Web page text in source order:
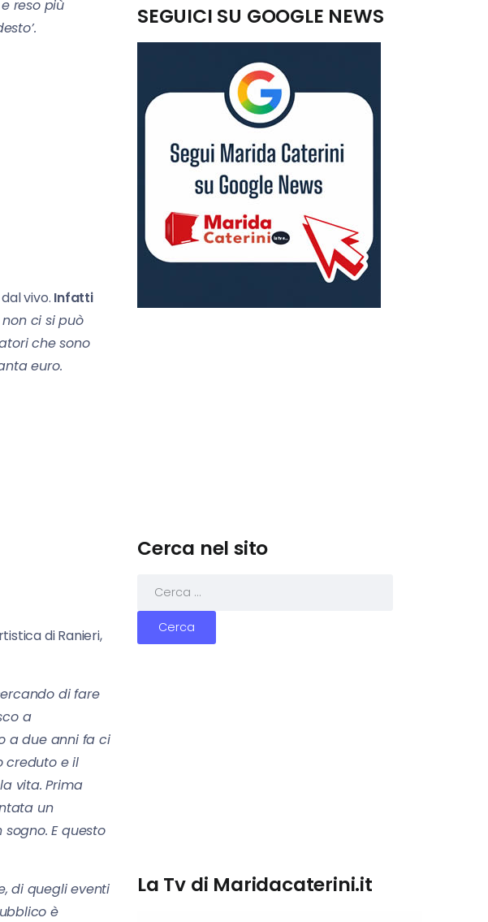
reso più
vivo. Infatti
ci si può
che sono
euro.
di Ranieri,
di fare
a
a due anni fa ci
creduto e il
vita. Prima
un
E questo
di quegli eventi
è
SEGUICI SU GOOGLE NEWS
Cerca nel sito
La Tv di Maridacaterini.it